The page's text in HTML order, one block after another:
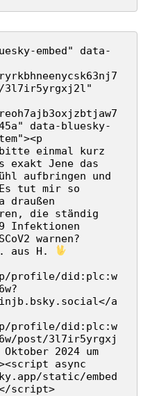
embed" data-
3l7ir5yrgxj2l"
data-bluesky-
bitte einmal kurz
exakt Jene das
aufbringen und
tut mir so
draußen
die ständig
Infektionen
warnen?
aus H.
profile/did:plc:w
a
profile/did:plc:w
post/3l7ir5yrgxj
2024 um
async
static/embed
script>